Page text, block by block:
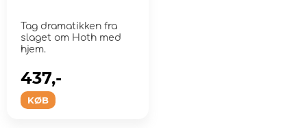
Tag dramatikken fra
slaget om Hoth med
hjem.
KØB
437,-